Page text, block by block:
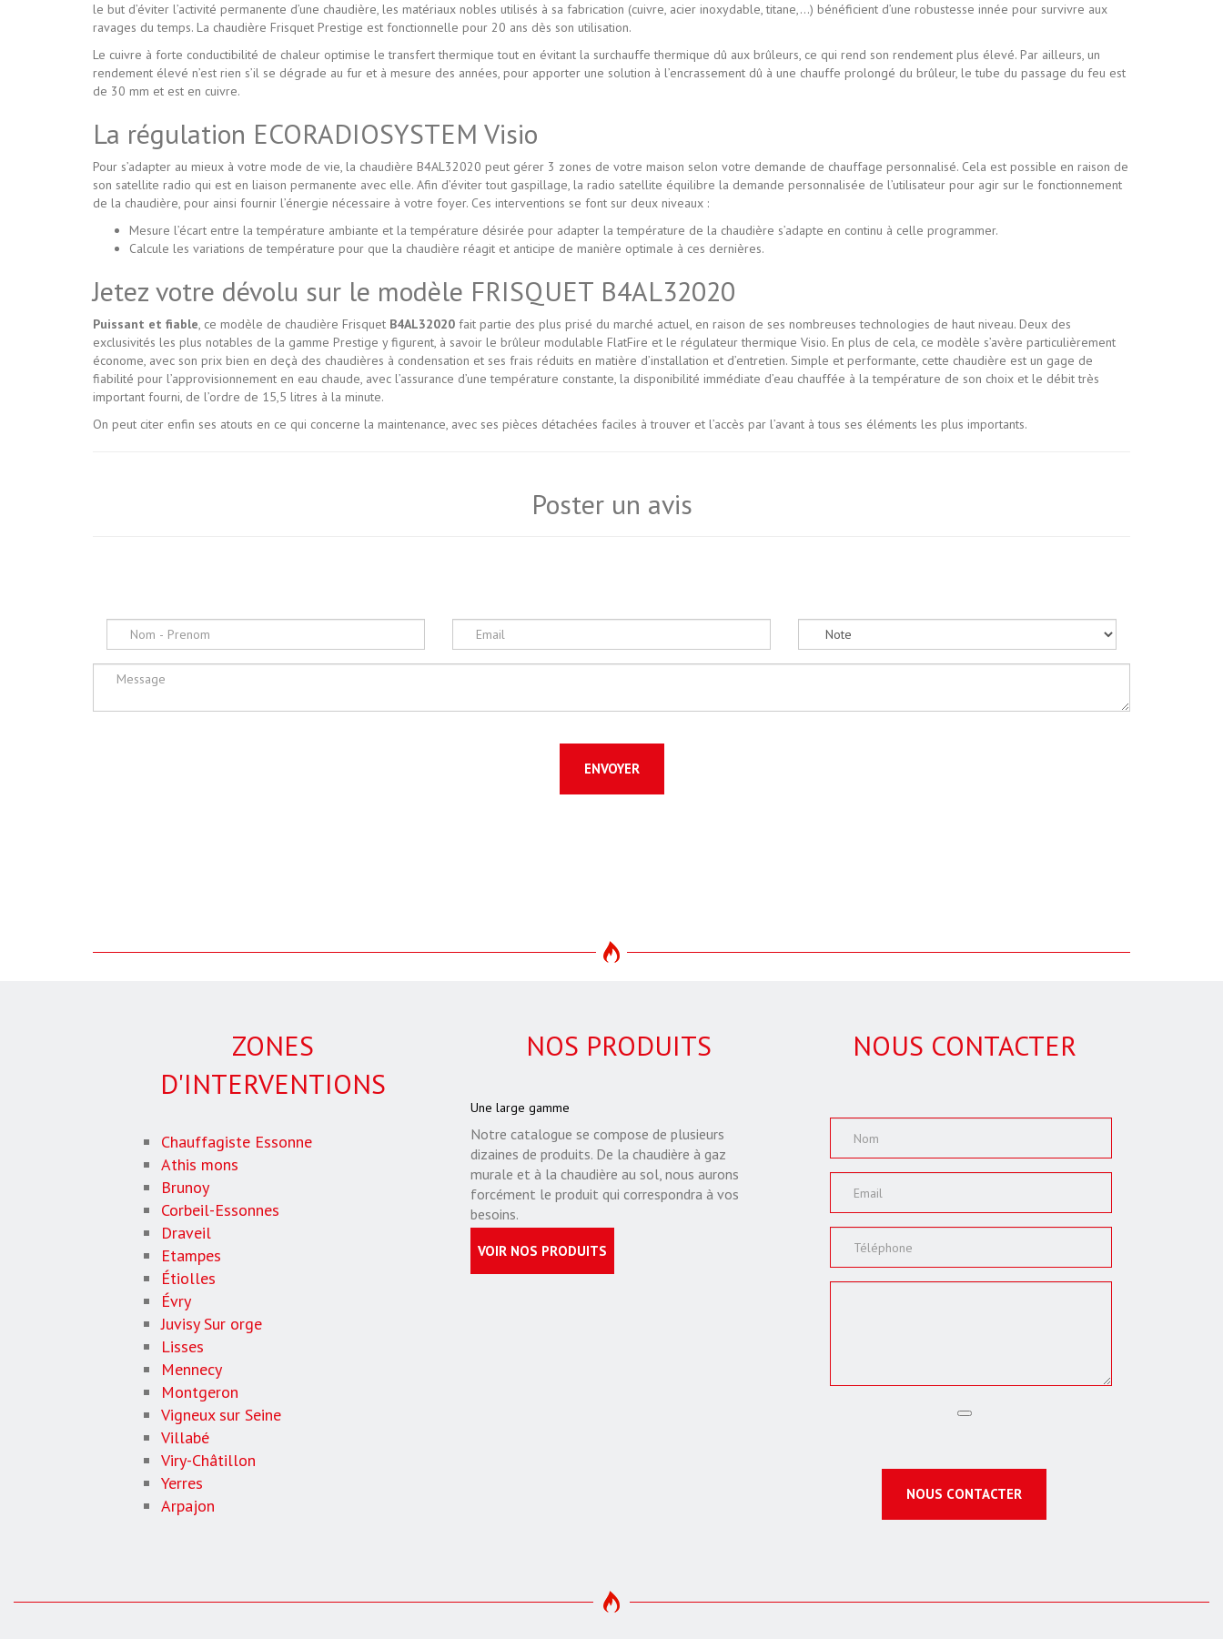
le but d’éviter l’activité permanente d’une chaudière, les matériaux nobles utilisés à sa fabrication (cuivre, acier inoxydable, titane,…) bénéficient d’une robustesse innée pour survivre aux
ravages du temps. La chaudière Frisquet Prestige est fonctionnelle pour 20 ans dès son utilisation.
Le cuivre à forte conductibilité de chaleur optimise le transfert thermique tout en évitant la surchauffe thermique dû aux brûleurs, ce qui rend son rendement plus élevé. Par ailleurs, un
rendement élevé n’est rien s’il se dégrade au fur et à mesure des années, pour apporter une solution à l’encrassement dû à une chauffe prolongé du brûleur, le tube du passage du feu est
de 30 mm et est en cuivre.
La régulation ECORADIOSYSTEM Visio
Pour s’adapter au mieux à votre mode de vie, la chaudière B4AL32020 peut gérer 3 zones de votre maison selon votre demande de chauffage personnalisé. Cela est possible en raison de
son satellite radio qui est en liaison permanente avec elle. Afin d’éviter tout gaspillage, la radio satellite équilibre la demande personnalisée de l’utilisateur pour agir sur le fonctionnement
de la chaudière, pour ainsi fournir l’énergie nécessaire à votre foyer. Ces interventions se font sur deux niveaux :
Mesure l’écart entre la température ambiante et la température désirée pour adapter la température de la chaudière s’adapte en continu à celle programmer.
Calcule les variations de température pour que la chaudière réagit et anticipe de manière optimale à ces dernières.
Jetez votre dévolu sur le modèle FRISQUET B4AL32020
Puissant et fiable, ce modèle de chaudière Frisquet B4AL32020 fait partie des plus prisé du marché actuel, en raison de ses nombreuses technologies de haut niveau. Deux des
exclusivités les plus notables de la gamme Prestige y figurent, à savoir le brûleur modulable FlatFire et le régulateur thermique Visio. En plus de cela, ce modèle s’avère particulièrement
économe, avec son prix bien en deçà des chaudières à condensation et ses frais réduits en matière d’installation et d’entretien. Simple et performante, cette chaudière est un gage de
fiabilité pour l’approvisionnement en eau chaude, avec l’assurance d’une température constante, la disponibilité immédiate d’eau chauffée à la température de son choix et le débit très
important fourni, de l’ordre de 15,5 litres à la minute.
On peut citer enfin ses atouts en ce qui concerne la maintenance, avec ses pièces détachées faciles à trouver et l’accès par l’avant à tous ses éléments les plus importants.
Poster un avis
ENVOYER
ZONES
D'INTERVENTIONS
Chauffagiste Essonne
Athis mons
Brunoy
Corbeil-Essonnes
Draveil
Etampes
Étiolles
Évry
Juvisy Sur orge
Lisses
Mennecy
Montgeron
Vigneux sur Seine
Villabé
Viry-Châtillon
Yerres
Arpajon
NOS PRODUITS
Une large gamme
Notre catalogue se compose de plusieurs
dizaines de produits. De la chaudière à gaz
murale et à la chaudière au sol, nous aurons
forcément le produit qui correspondra à vos
besoins.
VOIR NOS PRODUITS
NOUS CONTACTER
NOUS CONTACTER